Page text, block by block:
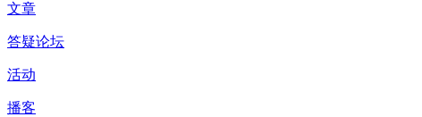
文章
答疑论坛
活动
播客